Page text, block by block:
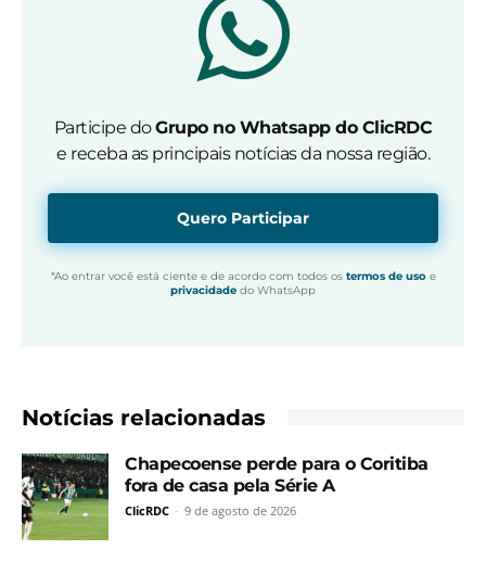
Participe doGrupo no Whatsapp do ClicRDC
e receba as principais notícias da nossa região.
Quero Participar
*Ao entrar você está ciente e de acordo com todos os termos de usoe
privacidade do WhatsApp
Notícias relacionadas
Chapecoense perde para o Coritiba
fora de casa pela Série A
ClicRDC - 9 de agosto de 2026